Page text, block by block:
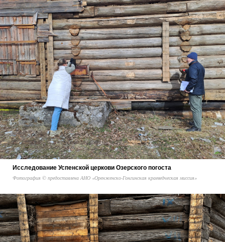
Исследование Успенской церкови Озерского погоста
Фотография © предоставлена АНО «Оренженско-Гонгинская краеведческая миссия»